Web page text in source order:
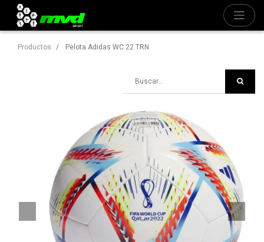
Productos Pelota Adidas WC 22 TRN